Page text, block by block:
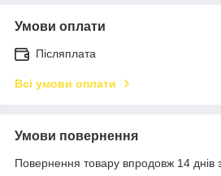
Умови оплати
Післяплата
Всі умови оплати
Умови повернення
Повернення товару впродовж 14 днів